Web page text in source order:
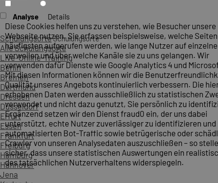
SchulungsorteSchulungsorte
Alle Schulungsorte
Live-Online-Training
Berlin
Bremen
Dortmund
Dresden
Düsseldorf
Erfurt
Essen
Frankfurt
Freiburg
Hamburg
Hannover
Jena
Analyse Details
Diese Cookies helfen uns zu verstehen, wie Besucher unsere
Webseite nutzen. Sie erfassen beispielsweise, welche
häufigsten aufgerufen werden, wie lange Nutzer auf
verweilen und über welche Kanäle sie zu uns gelangen. Wir
verwenden dafür Dienste wie Google Analytics 4 und
Mit diesen Informationen können wir die
Qualität unseres Angebots kontinuierlich verbessern. Die
erhobenen Daten werden ausschließlich zu statistischen
verwendet und nicht dazu genutzt, Sie persönlich zu
Ergänzend setzen wir den Dienst fraud0 ein, der uns dabei
unterstützt, echte Nutzer zuverlässiger zu identifizieren und
automatisierten Bot-Traffic sowie betrügerische oder
Crawler von unseren Analysedaten auszuschließen – so
sicher, dass unsere statistischen Auswertungen ein
des tatsächlichen Nutzerverhaltens widerspiegeln.